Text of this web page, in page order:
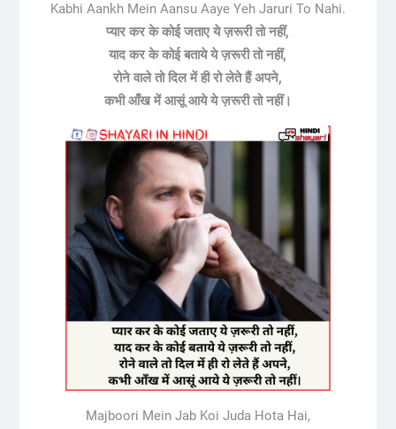
Kabhi Aankh Mein Aansu Aaye Yeh Jaruri To Nahi.
प्यार कर के कोई जताए ये ज़रूरी तो नहीं,
याद कर के कोई बताये ये ज़रूरी तो नहीं,
रोने वाले तो दिल में ही रो लेते हैं अपने,
कभी आँख में आसूं आये ये ज़रूरी तो नहीं।
Majboori Mein Jab Koi Juda Hota Hai,